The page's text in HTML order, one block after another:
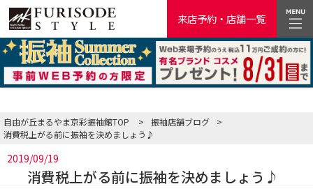
来店予約・店舗一覧
自由が丘まるやま京彩振袖館TOP > 振袖店舗ブログ
>
消費税上がる前に振袖を決めましょう♪
2019/09/19
消費税上がる前に振袖を決めましょう♪